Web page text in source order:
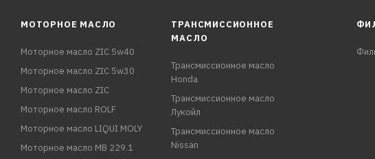
МОТОРНОЕ МАСЛО
Моторное масло ZIC 5w40
Моторное масло ZIC 5w30
Моторное масло ZIC
Моторное масло ROLF
Моторное масло LIQUI MOLY
Моторное масло MB 229.1
ТРАНСМИССИОННОЕ
МАСЛО
Трансмиссионное масло
Honda
Трансмиссионное масло
Лукойл
Трансмиссионное масло
Nissan